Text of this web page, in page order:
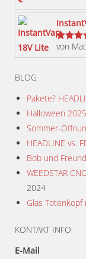
Bewertet
mit5
von
BLOG
Pakete?
Halloween
Sommer-
HEADLINE vs.
Bob und
WEEDSTAR
2024
Glas Totenkopf
KONTAKT INFO
E-Mail